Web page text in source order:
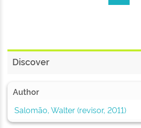
Discover
Author
Salomão, Walter (revisor, 2011)